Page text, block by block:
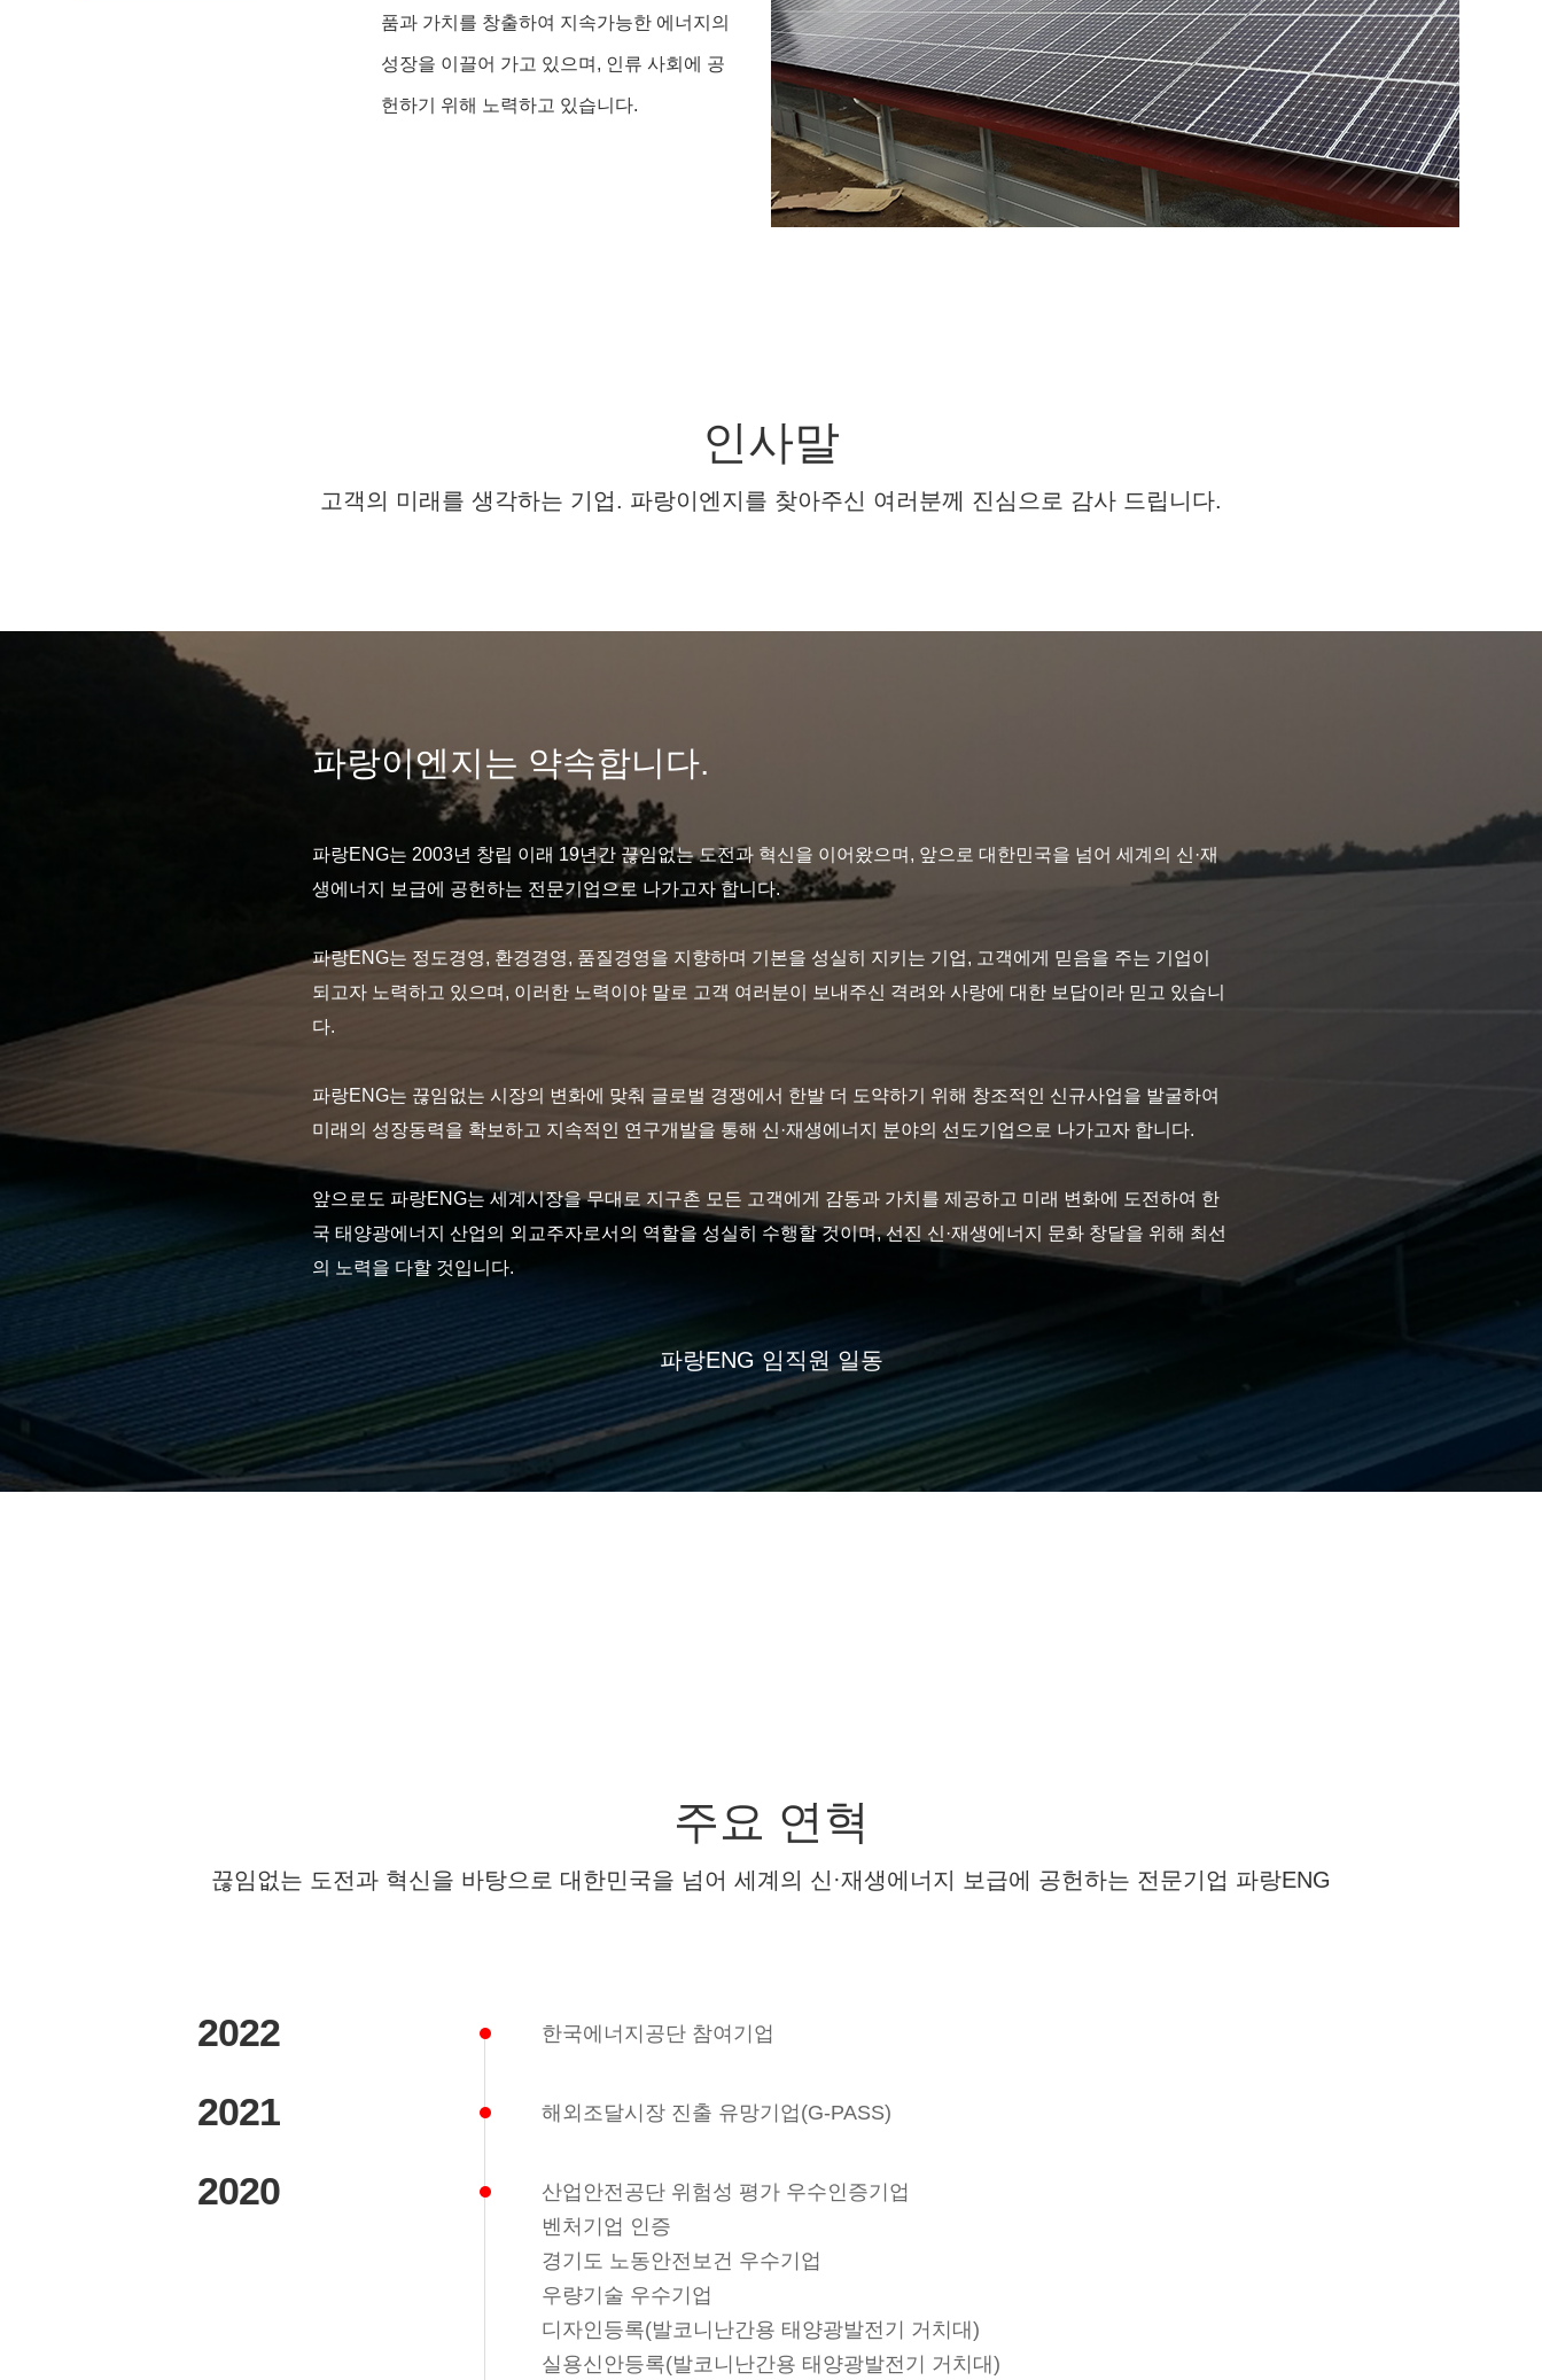
품과 가치를 창출하여 지속가능한 에너지의
성장을 이끌어 가고 있으며, 인류 사회에 공
헌하기 위해 노력하고 있습니다.
인사말
고객의 미래를 생각하는 기업. 파랑이엔지를 찾아주신 여러분께 진심으로 감사 드립니다.
파랑이엔지는 약속합니다.
파랑ENG는 2003년 창립 이래 19년간 끊임없는 도전과 혁신을 이어왔으며, 앞으로 대한민국을 넘어 세계의 신·재
생에너지 보급에 공헌하는 전문기업으로 나가고자 합니다.
파랑ENG는 정도경영, 환경경영, 품질경영을 지향하며 기본을 성실히 지키는 기업, 고객에게 믿음을 주는 기업이
되고자 노력하고 있으며, 이러한 노력이야 말로 고객 여러분이 보내주신 격려와 사랑에 대한 보답이라 믿고 있습니
다.
파랑ENG는 끊임없는 시장의 변화에 맞춰 글로벌 경쟁에서 한발 더 도약하기 위해 창조적인 신규사업을 발굴하여
미래의 성장동력을 확보하고 지속적인 연구개발을 통해 신·재생에너지 분야의 선도기업으로 나가고자 합니다.
앞으로도 파랑ENG는 세계시장을 무대로 지구촌 모든 고객에게 감동과 가치를 제공하고 미래 변화에 도전하여 한
국 태양광에너지 산업의 외교주자로서의 역할을 성실히 수행할 것이며, 선진 신·재생에너지 문화 창달을 위해 최선
의 노력을 다할 것입니다.
파랑ENG 임직원 일동
주요 연혁
끊임없는 도전과 혁신을 바탕으로 대한민국을 넘어 세계의 신·재생에너지 보급에 공헌하는 전문기업 파랑ENG
2022 한국에너지공단 참여기업
2021 해외조달시장 진출 유망기업(G-PASS)
2020
산업안전공단 위험성 평가 우수인증기업
벤처기업 인증
경기도 노동안전보건 우수기업
우량기술 우수기업
디자인등록(발코니난간용 태양광발전기 거치대)
실용신안등록(발코니난간용 태양광발전기 거치대)